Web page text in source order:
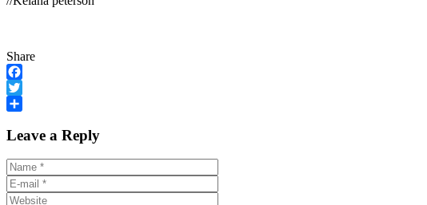
Share
Facebook
Twitter
Leave a Reply